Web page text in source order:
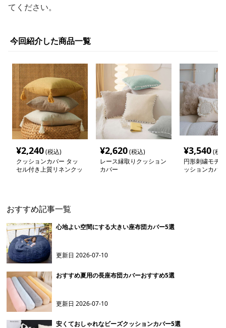
てください。
今回紹介した商品一覧
¥2,240(税込)
クッションカバー タッ
セル付き上質リネンクッ
¥2,620(税込)
レース縁取りクッション
カバー
¥3,540(税
円形刺繍モチ
ッションカバー
おすすめ記事一覧
心地よい空間にする大きい座布団カバー5選
更新日2026-07-10
おすすめ夏用の長座布団カバーおすすめ5選
更新日2026-07-10
安くておしゃれなビーズクッションカバー5選